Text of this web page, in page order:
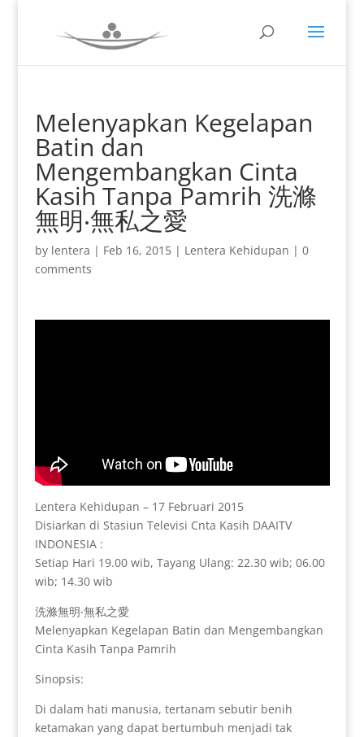
Melenyapkan Kegelapan
Batin dan
Mengembangkan Cinta
Kasih Tanpa Pamrih 洗滌
無明‧無私之愛
by lentera | Feb 16, 2015| Lentera Kehidupan | 0
comments
Lentera Kehidupan – 17 Februari 2015
Disiarkan di Stasiun Televisi Cnta Kasih DAAITV
INDONESIA :
Setiap Hari 19.00 wib, Tayang Ulang: 22.30 wib; 06.00
wib; 14.30 wib
洗滌無明‧無私之愛
Melenyapkan Kegelapan Batin dan Mengembangkan
Cinta Kasih Tanpa Pamrih
Sinopsis:
Di dalam hati manusia, tertanam sebutir benih
ketamakan yang dapat bertumbuh menjadi tak